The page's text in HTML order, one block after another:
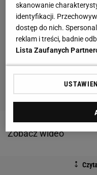
Zobacz wideo
skanowanie
identyfikacji.
dostęp do nich.
reklam i treści, badnie
Lista Zaufanych